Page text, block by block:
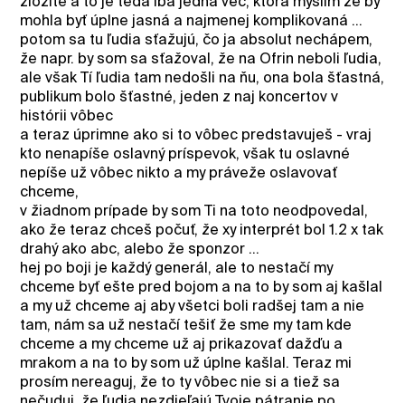
mohla byť úplne jasná a najmenej komplikovaná ...
potom sa tu ľudia sťažujú, čo ja absolut nechápem,
že napr. by som sa sťažoval, že na Ofrin neboli ľudia,
ale však Tí ľudia tam nedošli na ňu, ona bola šťastná,
publikum bolo šťastné, jeden z naj koncertov v
histórii vôbec
a teraz úprimne ako si to vôbec predstavuješ - vraj
kto nenapíše oslavný príspevok, však tu oslavné
nepíše už vôbec nikto a my práveže oslavovať
chceme,
v žiadnom prípade by som Ti na toto neodpovedal,
ako že teraz chceš počuť, že xy interprét bol 1.2 x tak
drahý ako abc, alebo že sponzor ...
hej po boji je každý generál, ale to nestačí my
chceme byť ešte pred bojom a na to by som aj kašlal
a my už chceme aj aby všetci boli radšej tam a nie
tam, nám sa už nestačí tešiť že sme my tam kde
chceme a my chceme už aj prikazovať dažďu a
mrakom a na to by som už úplne kašlal. Teraz mi
prosím nereaguj, že to ty vôbec nie si a tiež sa